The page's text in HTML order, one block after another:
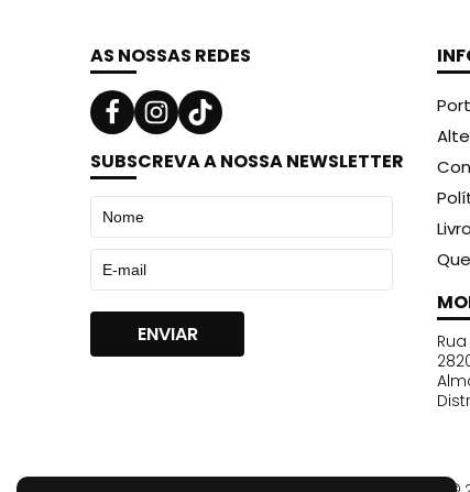
AS NOSSAS REDES
SUBSCREVA A NOSSA NEWSLETTER